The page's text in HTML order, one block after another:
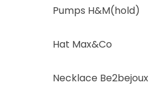
Pumps H&M(hold)
Hat Max&Co
Necklace Be2bejoux